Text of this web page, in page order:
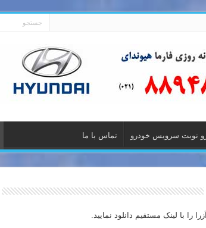
نوبت سرویس خودرو تماس با ما
را با لینک مستقیم دانلود نمایید.